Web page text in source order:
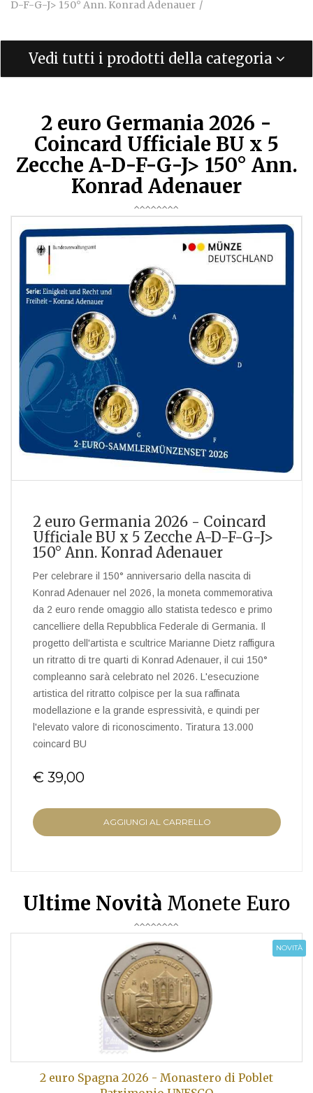
D-F-G-J> 150° Ann. Konrad Adenauer
Vedi tutti i prodotti della categoria
2 euro Germania 2026 -
Coincard Ufficiale BU x 5
Zecche A-D-F-G-J> 150° Ann.
Konrad Adenauer
2 euro Germania 2026 - Coincard
Ufficiale BU x 5 Zecche A-D-F-G-J>
150° Ann. Konrad Adenauer
Per celebrare il 150° anniversario della nascita di
Konrad Adenauer nel 2026, la moneta commemorativa
da 2 euro rende omaggio allo statista tedesco e primo
cancelliere della Repubblica Federale di Germania. Il
progetto dell'artista e scultrice Marianne Dietz raffigura
un ritratto di tre quarti di Konrad Adenauer, il cui 150°
compleanno sarà celebrato nel 2026. L'esecuzione
artistica del ritratto colpisce per la sua raffinata
modellazione e la grande espressività, e quindi per
l'elevato valore di riconoscimento. Tiratura 13.000
coincard BU
€ 39,00
AGGIUNGI AL CARRELLO
Ultime Novità Monete Euro
NOVITÀ
2 euro Spagna 2026 - Monastero di Poblet